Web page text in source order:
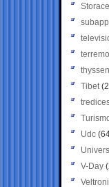
Storace
Tibet
Udc
V-Day
Veltroni